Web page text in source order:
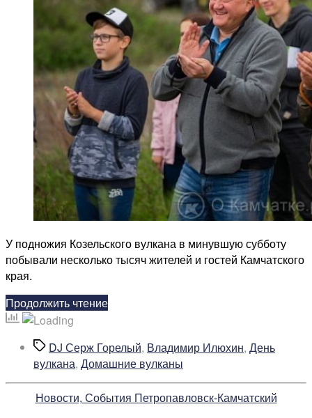
собрал
несколько
тысяч
жителей
и
гостей
Камчатки
У подножия Козельского вулкана в минувшую субботу
побывали несколько тысяч жителей и гостей Камчатского
края.
Продолжить чтение«Праздник
вулканом
собрал
несколько
тысяч
МеткиDJ Серж Горелый, Владимир Илюхин, День
вулкана, Домашние вулканы
Рубрики
Новости, События Петропавловск-Камчатский